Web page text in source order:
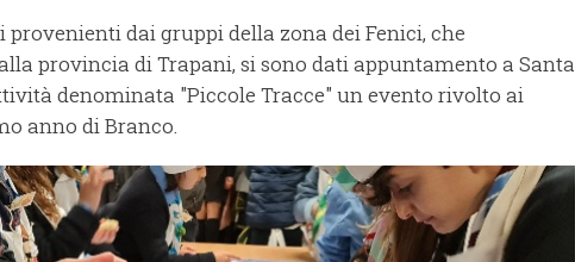
provenienti dai gruppi della zona dei Fenici, che
provincia di Trapani, si sono dati appuntamento a Santa
denominata "Piccole Tracce" un evento rivolto ai
anno di Branco.